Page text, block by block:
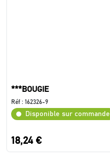
***BOUGIE
Réf : 162326-9
Disponible sur commande
18,24 €